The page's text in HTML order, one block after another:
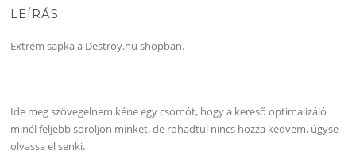
LEÍRÁS
Extrém sapka a Destroy.hu shopban.
Ide meg szövegelnem kéne egy csomót, hogy a kereső optimalizáló
minél feljebb soroljon minket, de rohadtul nincs hozza kedvem, úgyse
olvassa el senki.